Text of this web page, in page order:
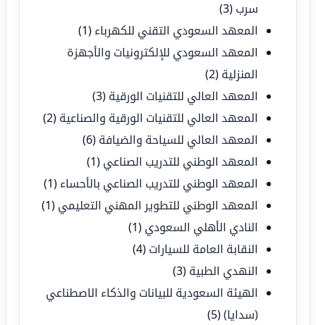
سرب (3)
المعهد السعودي التقني للكهرباء (1)
المعهد السعودي للإلكترونيات والأجهزة
المنزلية (2)
المعهد العالي للتقنيات الورقية (3)
المعهد العالي للتقنيات الورقية والصناعية (2)
المعهد العالي للسياحة والضيافة (6)
المعهد الوطني للتدريب الصناعي (1)
المعهد الوطني للتدريب الصناعي بالأحساء (1)
المعهد الوطني للتطوير المهني التعليمي (1)
النادي الأهلي السعودي (1)
النقابة العامة للسيارات (4)
النهدي الطبية (3)
الهيئة السعودية للبيانات والذكاء الاصطناعي
(سدايا)(5)